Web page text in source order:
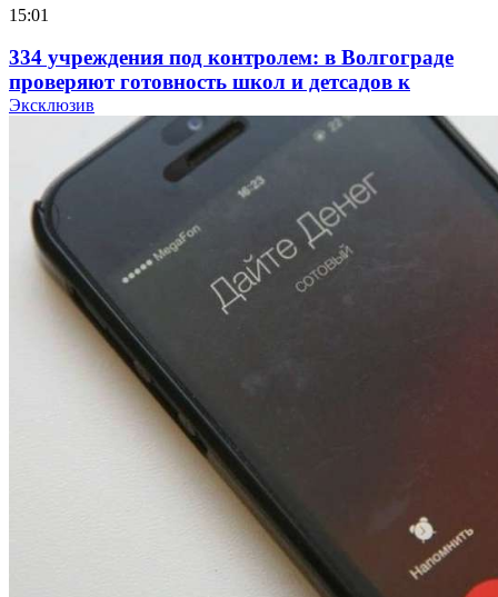
15:01
334 учреждения под контролем: в Волгограде
проверяют готовность школ и детсадов к
учебному году
Покушение на убийство в Волгограде: девушка
напала на незнакомую женщину с ножом
12:39
Сладкий праздник в Волгограде: в Центральном
парке прошёл фестиваль „Арбузный переполох“
Волгоградские компании нарастили экспорт:
заключены контракты на 3,6 млн долларов
Эксклюзив